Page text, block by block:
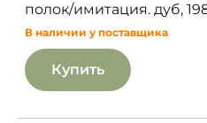
полок/имитация. дуб,
В наличии у поставщика
Купить